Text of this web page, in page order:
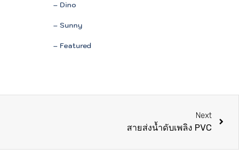
– Dino
– Sunny
– Featured
Next
สายส่งน้ำดับเพลิง PVC